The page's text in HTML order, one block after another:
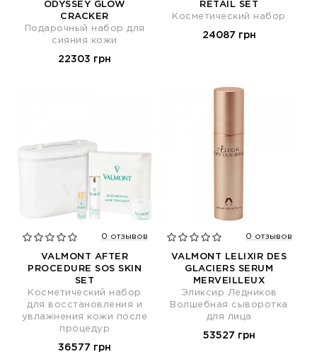
ODYSSEY GLOW
CRACKER
Подарочный набор для
сияния кожи
22303 грн
RETAIL SET
Косметический набор
24087 грн
0 отзывов
VALMONT AFTER
PROCEDURE SOS SKIN
SET
Косметический набор
для восстановления и
увлажнения кожи после
процедур
36577 грн
0 отзывов
VALMONT LELIXIR DES
GLACIERS SERUM
MERVEILLEUX
Эликсир Ледников
Волшебная сыворотка
для лица
53527 грн